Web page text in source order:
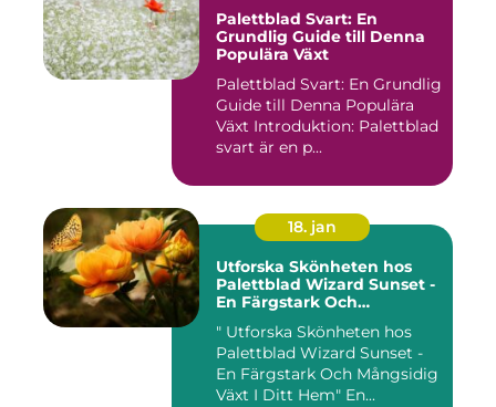
Palettblad Svart: En
Grundlig Guide till Denna
Populära Växt
Palettblad Svart: En Grundlig
Guide till Denna Populära
Växt Introduktion: Palettblad
svart är en p...
18. jan
Utforska Skönheten hos
Palettblad Wizard Sunset -
En Färgstark Och
" Utforska Skönheten hos
Palettblad Wizard Sunset -
En Färgstark Och Mångsidig
Växt I Ditt Hem" En...